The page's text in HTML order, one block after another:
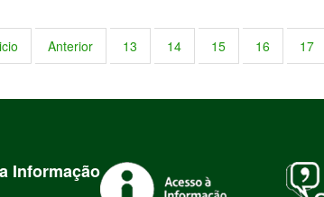
Anterior 13 14 15 16 17
Informação